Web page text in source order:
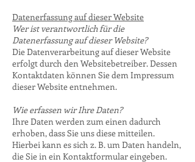
Datenerfassung auf dieser Website
Wer ist verantwortlich für die
Datenerfassung auf dieser Website?
Die Datenverarbeitung auf dieser Website
erfolgt durch den Websitebetreiber. Dessen
Kontaktdaten können Sie dem Impressum
dieser Website entnehmen.
Wie erfassen wir Ihre Daten?
Ihre Daten werden zum einen dadurch
erhoben, dass Sie uns diese mitteilen.
Hierbei kann es sich z. B. um Daten handeln,
die Sie in ein Kontaktformular eingeben.